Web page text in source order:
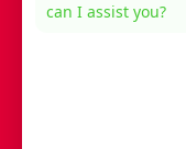
Servicios
can I assist you?